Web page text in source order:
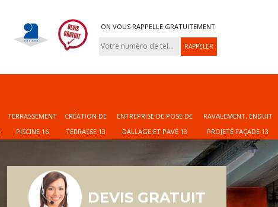
ON VOUS RAPPELLE GRATUITEMENT
TERRASSEMENT
PISCINE 16
CRÉATION DE
TERRASSE 13
ENTREPRISE DE POSE DE
DALLAGE ET PAVÉ 13
RAVALEMENT, ENDUIT
PROJETÉ FAÇADE 13
DEVIS GRATUIT